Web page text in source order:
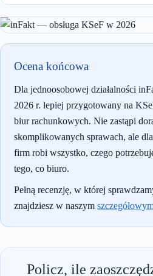
Ocena końcowa
Dla jednoosobowej działalności
2026 r. lepiej przygotowany na
biur rachunkowych. Nie zastąpi
skomplikowanych sprawach, ale
firm robi wszystko, czego
tego, co biuro.
Pełną recenzję, w której
znajdziesz w naszym
Policz, ile